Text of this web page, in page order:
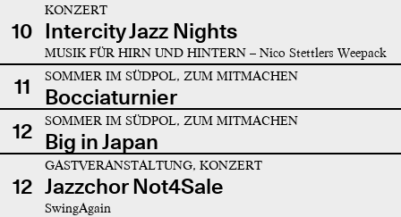
10
KONZERT
Intercity Jazz Nights
MUSIK FÜR HIRN UND HINTERN – Nico Stettlers Weepack
11 SOMMER IM SÜDPOL, ZUM MITMACHEN
Bocciaturnier
12
SOMMER IM SÜDPOL, ZUM MITMACHEN
Big in Japan
12
GASTVERANSTALTUNG, KONZERT
Jazzchor Not4Sale
SwingAgain